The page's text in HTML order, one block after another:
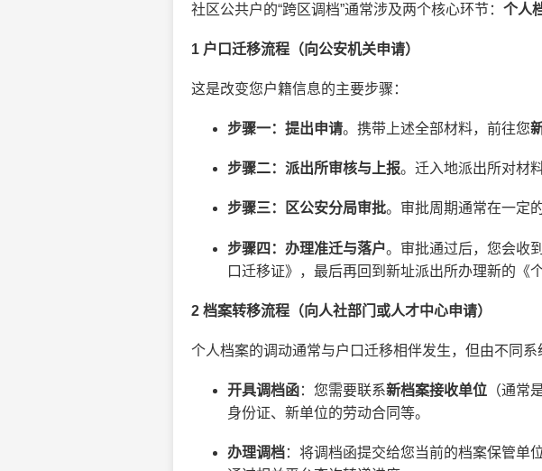
社区公共户的“跨区调档”通常涉及两个核心环节： 个人
1 户口迁移流程（向公安机关申请）
这是改变您户籍信息的主要步骤：
步骤一：提出申请。携带上述全部材料，前往您
步骤二：派出所审核与上报。迁入地派出所对材
步骤三：区公安分局审批。审批周期通常在一定
步骤四：办理准迁与落户。审批通过后，您会收
口迁移证》，最后再回到新址派出所办理新的《
2 档案转移流程（向人社部门或人才中心申请）
个人档案的调动通常与户口迁移相伴发生，但由不同系
开具调档函：您需要联系新档案接收单位 （通常
身份证、新单位的劳动合同等。
办理调档：将调档函提交给您当前的档案保管单